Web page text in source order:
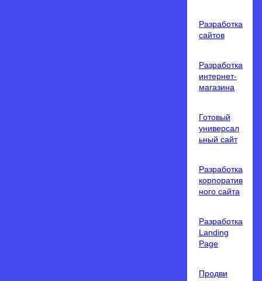
Разработка
сайтов
Разработка
интернет-
магазина
Готовый
универсал
ьный сайт
Разработка
корпоратив
ного сайта
Разработка
Landing
Page
Продви